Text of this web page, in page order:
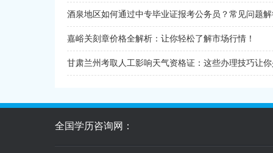
酒泉地区如何通过中专毕业证报考公务员？常见问题
嘉峪关刻章价格全解析：让你轻松了解市场行情！
甘肃兰州考取人工影响天气资格证：这些办理技巧让
全国学历咨询网：